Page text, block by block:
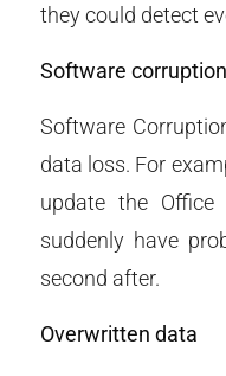
they could detect
Software corruption
Software
data loss. For
update the
suddenly have
second after.
Overwritten data